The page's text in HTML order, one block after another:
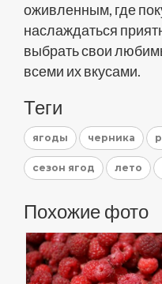
оживленным, где
наслаждаться
выбрать свои
всеми их вкусами.
Теги
ягоды черника
сезон ягод лето
Похожие фото